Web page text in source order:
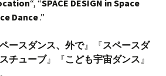
“, “SPACE DESIGN in Space
Dance.”
ースダンス、外で』『スペースダ
チューブ』『こども宇宙ダンス』